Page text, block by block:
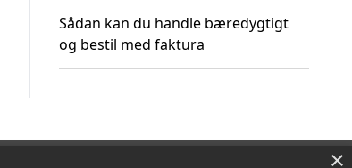
Sådan kan du handle bæredygtigt
og bestil med faktura
×